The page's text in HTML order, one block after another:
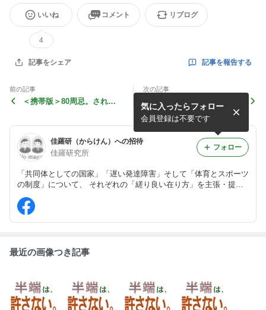
いいね
4
コメント リブログ
記事をシェア 記事を報告する
前の記事
＜携帯版＞80周忌。されど
次の記事
＜携帯版＞高校野球｢於Ｆビ
レッジ｣考
佳羅研（からけん）への招待
佳羅研究所
「共同体としての国家」「遅い発達障害」そして「体育とスポーツ
の制度」について、 それぞれの「縒り良い在り方」を主張・提言
するホームページ 『佳羅研』（佳羅研究所）の御案内です。
気に入ったらフォロー
会員登録は不要です
フォロー
最近の画像つき記事